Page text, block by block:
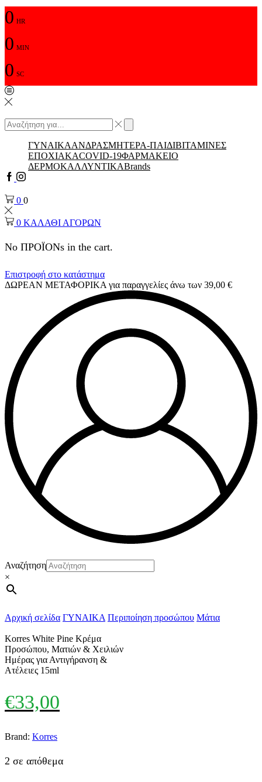
0 HR
0 MIN
0 SC
Αναζήτηση
input
Αναζήτηση
ΓΥΝΑΙΚΑΑΝΔΡΑΣΜΗΤΕΡΑ-ΠΑΙΔΙΒΙΤΑΜΙΝΕΣ
ΕΠΟΧΙΑΚΑCOVID-19ΦΑΡΜΑΚΕΙΟ
ΔΕΡΜΟΚΑΛΛΥΝΤΙΚΑBrands
Facebook
Instagram
0 0
0 ΚΑΛΑΘΙ ΑΓΟΡΩΝ
No ΠΡΟΪΟΝs in the cart.
Επιστροφή στο κατάστημα
ΔΩΡΕΑΝ ΜΕΤΑΦΟΡΙΚΑ για παραγγελίες άνω των 39,00 €
Αναζήτηση
×
Αρχική σελίδα ΓΥΝΑΙΚΑ Περιποίηση προσώπου Μάτια
Korres White Pine Κρέμα
Προσώπου, Ματιών & Χειλιών
Ημέρας για Αντιγήρανση &
Ατέλειες 15ml
€33,00
Brand: Korres
2 σε απόθεμα